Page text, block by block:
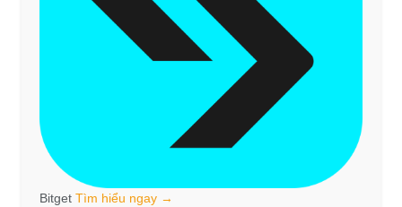
Bitget Tìm hiểu ngay →